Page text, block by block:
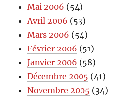
Mai 2006 (54)
Avril 2006 (53)
Mars 2006 (54)
Février 2006 (51)
Janvier 2006 (58)
Décembre 2005 (41)
Novembre 2005 (34)